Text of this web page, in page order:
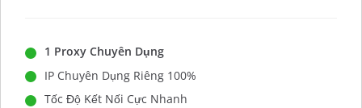
1 Proxy Chuyên Dụng
IP Chuyên Dụng Riêng 100%
Tốc Độ Kết Nối Cực Nhanh